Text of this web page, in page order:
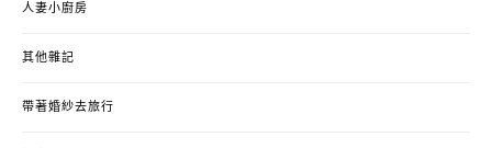
人妻小廚房
其他雜記
帶著婚紗去旅行